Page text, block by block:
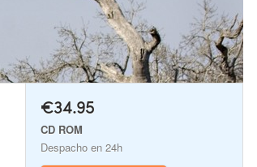
€34.95
CD ROM
Despacho en 24h